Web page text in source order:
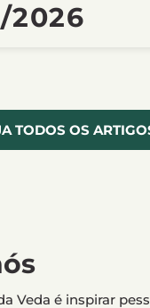
2026
TODOS OS
Veda é inspirar